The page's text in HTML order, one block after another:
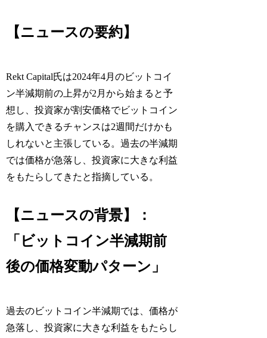
【ニュースの要約】
Rekt Capital氏は2024年4月のビットコイ
ン半減期前の上昇が2月から始まると予
想し、投資家が割安価格でビットコイン
を購入できるチャンスは2週間だけかも
しれないと主張している。過去の半減期
では価格が急落し、投資家に大きな利益
をもたらしてきたと指摘している。
【ニュースの背景】：
「ビットコイン半減期前
後の価格変動パターン」
過去のビットコイン半減期では、価格が
急落し、投資家に大きな利益をもたらし